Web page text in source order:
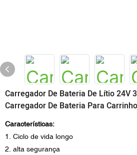
Carregador De Bateria De Lítio 24V
Carregador De Bateria Para
Características:
1. Ciclo de vida longo
2. alta segurança